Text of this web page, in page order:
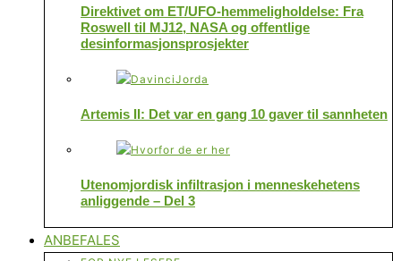
Direktivet om ET/UFO-hemmeligholdelse: Fra
Roswell til MJ12, NASA og offentlige
desinformasjonsprosjekter
Artemis II: Det var en gang 10 gaver til sannheten
Utenomjordisk infiltrasjon i menneskehetens
anliggende – Del 3
ANBEFALES